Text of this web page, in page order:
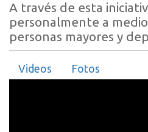
A través de esta
personalmente a
personas mayores y
Videos Fotos